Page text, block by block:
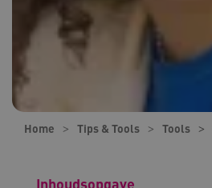
Home Tips & Tools Tools
Inhoudsopgave